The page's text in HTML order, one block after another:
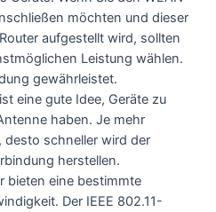
möchten und dieser
aufgestellt wird, sollten
Leistung wählen.
gewährleistet.
eine gute Idee, Geräte zu
haben. Je mehr
schneller wird der
herstellen.
bieten eine bestimmte
Der IEEE 802.11-